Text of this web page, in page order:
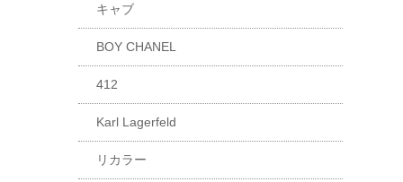
キャブ
BOY CHANEL
412
Karl Lagerfeld
リカラー